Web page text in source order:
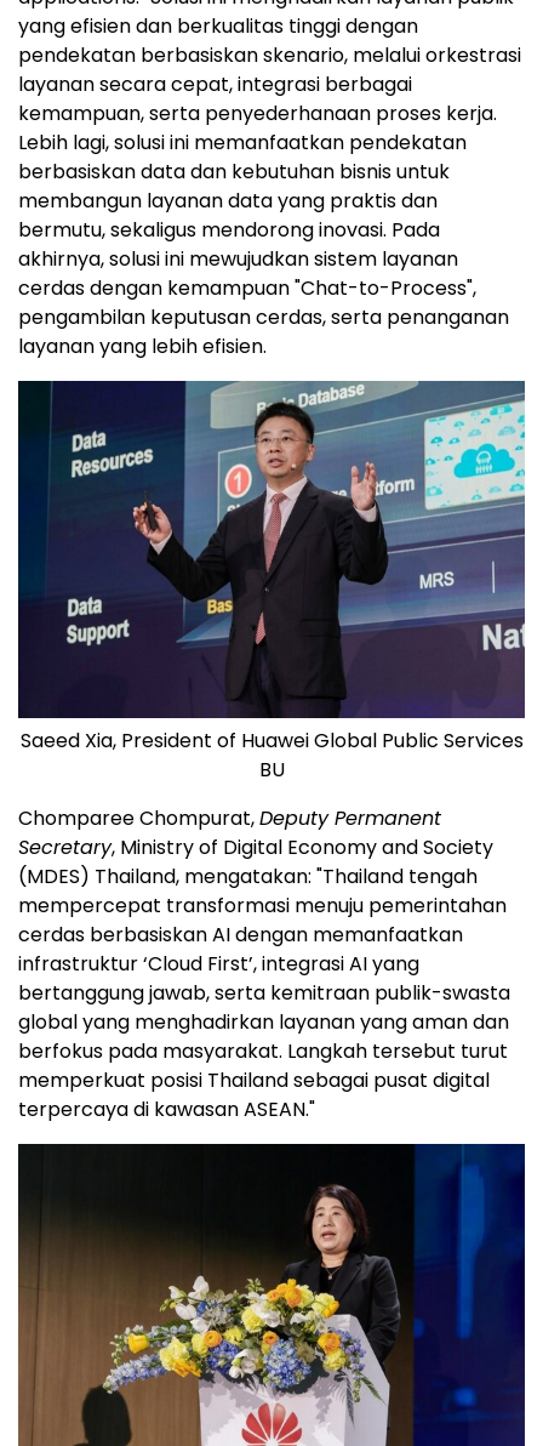
yang efisien dan berkualitas tinggi dengan
pendekatan berbasiskan skenario, melalui orkestrasi
layanan secara cepat, integrasi berbagai
kemampuan, serta penyederhanaan proses kerja.
Lebih lagi, solusi ini memanfaatkan pendekatan
berbasiskan data dan kebutuhan bisnis untuk
membangun layanan data yang praktis dan
bermutu, sekaligus mendorong inovasi. Pada
akhirnya, solusi ini mewujudkan sistem layanan
cerdas dengan kemampuan "Chat-to-Process",
pengambilan keputusan cerdas, serta penanganan
layanan yang lebih efisien.
Saeed Xia, President of Huawei Global Public Services
BU
Chomparee Chompurat,Deputy Permanent
Secretary, Ministry of Digital Economy and Society
(MDES) Thailand, mengatakan: "Thailand tengah
mempercepat transformasi menuju pemerintahan
cerdas berbasiskan AI dengan memanfaatkan
infrastruktur ‘Cloud First’, integrasi AI yang
bertanggung jawab, serta kemitraan publik-swasta
global yang menghadirkan layanan yang aman dan
berfokus pada masyarakat. Langkah tersebut turut
memperkuat posisi Thailand sebagai pusat digital
terpercaya di kawasan ASEAN."